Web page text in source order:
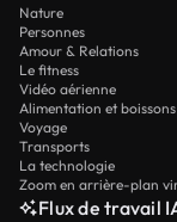
Nature
Personnes
Amour & Relations
Le fitness
Vidéo aérienne
Alimentation et boissons
Voyage
Transports
La technologie
Zoom en arrière-plan
Flux de travail